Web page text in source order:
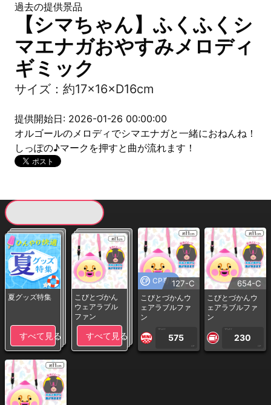
過去の提供景品
【シマちゃん】ふくふくシ
マエナガおやすみメロディ
ギミック
サイズ：約17×16×D16cm
提供開始日: 2026-01-26 00:00:00
オルゴールのメロディでシマエナガと一緒におねんね！
しっぽの♪マークを押すと曲が流れます！
夏グッズ特集
すべて見る
こびとづかん
ウェアラブル
ファン
すべて見る
CP専用127-C
こびとづかんウ
ェアラブルファ
ン
1PLAY
575
CP
654-C
こびとづかんウ
ェアラブルファ
ン
1PLAY
230
CP